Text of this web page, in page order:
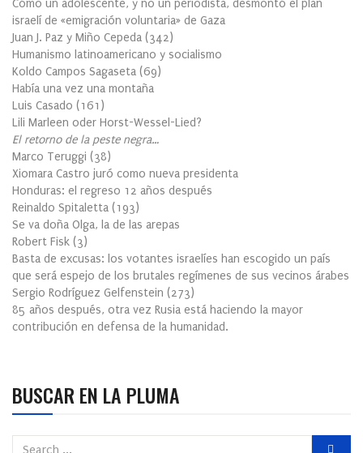
Cómo un adolescente, y no un periodista, desmontó el plan
israelí de «emigración voluntaria» de Gaza
Juan J. Paz y Miño Cepeda (342)
Humanismo latinoamericano y socialismo
Koldo Campos Sagaseta (69)
Había una vez una montaña
Luis Casado (161 )
Lili Marleen oder Horst-Wessel-Lied?
El retorno de la peste negra…
Marco Teruggi (38)
Xiomara Castro juró como nueva presidenta
Honduras: el regreso 12 años después
Reinaldo Spitaletta (193)
Se va doña Olga, la de las arepas
Robert Fisk (3)
Basta de excusas: los votantes israelíes han escogido un país
que será espejo de los brutales regímenes de sus vecinos árabes
Sergio Rodríguez Gelfenstein (273)
85 años después, otra vez Rusia está haciendo la mayor
contribución en defensa de la humanidad.
BUSCAR EN LA PLUMA